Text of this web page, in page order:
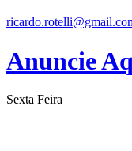
Anuncie
Sexta Feira